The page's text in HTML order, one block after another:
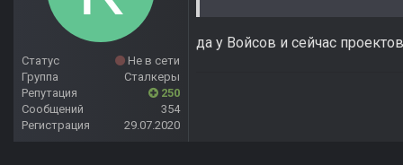
Статус
Не в сети
Группа
Сталкеры
Репутация
250
Сообщений
354
Регистрация
29.07.2020
да у Войсов и сейчас